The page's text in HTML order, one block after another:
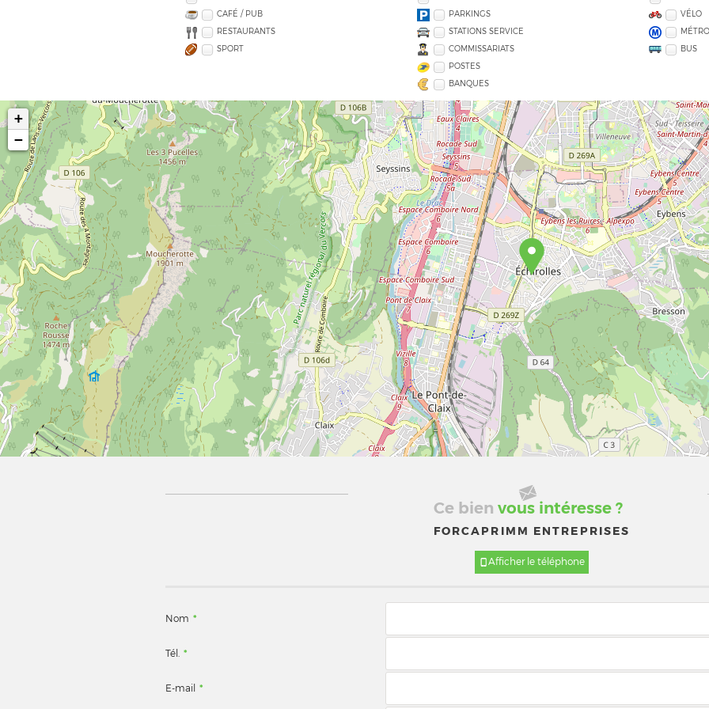
CAFÉ / PUB
RESTAURANTS
SPORT
PARKINGS
STATIONS SERVICE
COMMISSARIATS
POSTES
BANQUES
VÉLO
MÉTRO
BUS
+
−
Ce bien vous intéresse ?
FORCAPRIMM ENTREPRISES
Afficher le téléphone
Nom *
Tél. *
E-mail *